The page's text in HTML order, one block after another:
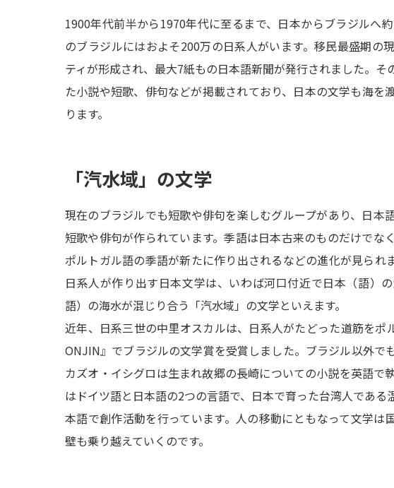
1900年代前半から1970年代に至るまで、日本からブラジルへ
のブラジルにはおよそ200万の日系人がいます。移民最盛期の
ティが形成され、最大7紙もの日本語新聞が発行されました。
た小説や短歌、俳句などが掲載されており、日本の文学も海を
ります。
「汽水域」の文学
現在のブラジルでも短歌や俳句を楽しむグループがあり、日本
短歌や俳句が作られています。季語は日本古来のものだけでな
ポルトガル語の季語が新たに作り出されるなどの進化が見られ
日系人が作り出す日本文学は、いわば河口付近で日本（語）
語）の海水が混じり合う「汽水域」の文学といえます。
近年、日系三世の中里オスカルは、日系人がたどった道筋をポ
ONJIN』でブラジルの文学賞を受賞しました。ブラジル以外で
カズオ・イシグロは生まれ故郷の長崎についての小説を英語で
はドイツ語と日本語の2つの言語で、日本で育った台湾人である
本語で創作活動を行っています。人の移動にともなって文学は
壁も乗り越えていくのです。